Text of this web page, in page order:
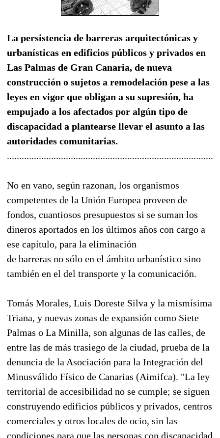
La persistencia de barreras arquitectónicas y
urbanísticas en edificios públicos y privados en
Las Palmas de Gran Canaria, de nueva
construcción o sujetos a remodelación pese a las
leyes en vigor que obligan a su supresión, ha
empujado a los afectados por algún tipo de
discapacidad a plantearse llevar el asunto a las
autoridades comunitarias.
No en vano, según razonan, los organismos
competentes de la Unión Europea proveen de
fondos, cuantiosos presupuestos si se suman los
dineros aportados en los últimos años con cargo a
ese capítulo, para la eliminación
de barreras no sólo en el ámbito urbanístico sino
también en el del transporte y la comunicación.
Tomás Morales, Luis Doreste Silva y la mismísima
Triana, y nuevas zonas de expansión como Siete
Palmas o La Minilla, son algunas de las calles, de
entre las de más trasiego de la ciudad, prueba de la
denuncia de la Asociación para la Integración del
Minusválido Físico de Canarias (Aimifca). "La ley
territorial de accesibilidad no se cumple; se siguen
construyendo edificios públicos y privados, centros
comerciales y otros locales de ocio, sin las
condiciones para que las personas con discapacidad